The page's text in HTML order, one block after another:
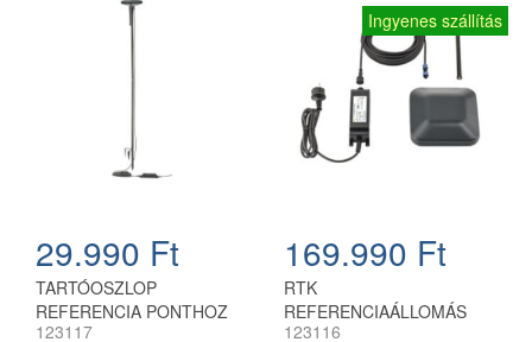
29.990 Ft
TARTÓOSZLOP
REFERENCIA PONTHOZ
123117
Ingyenes szállítás
169.990 Ft
RTK
REFERENCIAÁLLOMÁS
123116